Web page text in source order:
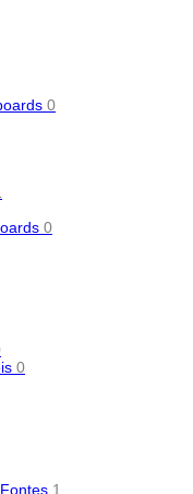
0
0
0
1